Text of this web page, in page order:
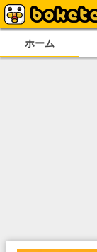
ホーム